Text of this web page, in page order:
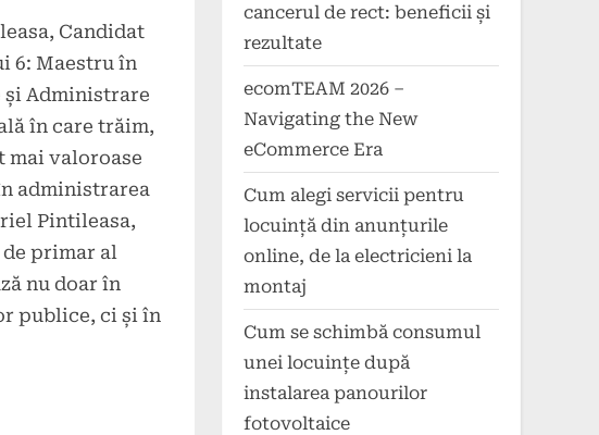
Candidat
6: Maestru în
Administrare
în care trăim,
mai valoroase
administrarea
Pintileasa,
primar al
nu doar în
publice, ci și în
cancerul de rect: beneficii și
rezultate
ecomTEAM 2026 –
Navigating the New
eCommerce Era
Cum alegi servicii pentru
locuință din anunțurile
online, de la electricieni la
montaj
Cum se schimbă consumul
unei locuințe după
instalarea panourilor
fotovoltaice